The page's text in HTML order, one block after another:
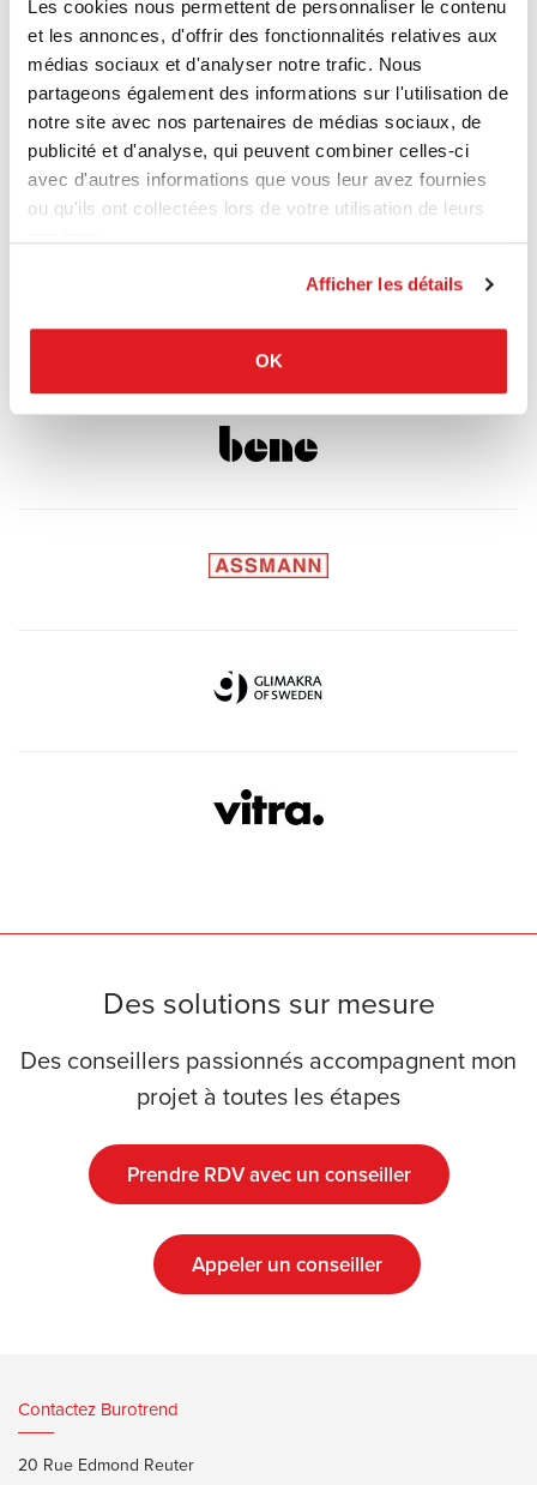
Les cookies nous permettent de personnaliser le contenu
et les annonces, d'offrir des fonctionnalités relatives aux
médias sociaux et d'analyser notre trafic. Nous
partageons également des informations sur l'utilisation de
notre site avec nos partenaires de médias sociaux, de
publicité et d'analyse, qui peuvent combiner celles-ci
avec d'autres informations que vous leur avez fournies
ou qu'ils ont collectées lors de votre utilisation de leurs
Afficher les détails
OK
Des solutions sur mesure
Des conseillers passionnés accompagnent mon
projet à toutes les étapes
Prendre RDV avec un conseiller
Appeler un conseiller
Contactez Burotrend
20 Rue Edmond Reuter